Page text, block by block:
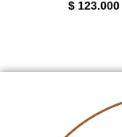
$ 123.000